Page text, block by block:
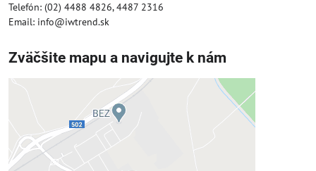
Telefón: (02) 4488 4826, 4487 2316
Email: info@iwtrend.sk
Zväčšite mapu a navigujte k nám
Externý obsah je blokovaný